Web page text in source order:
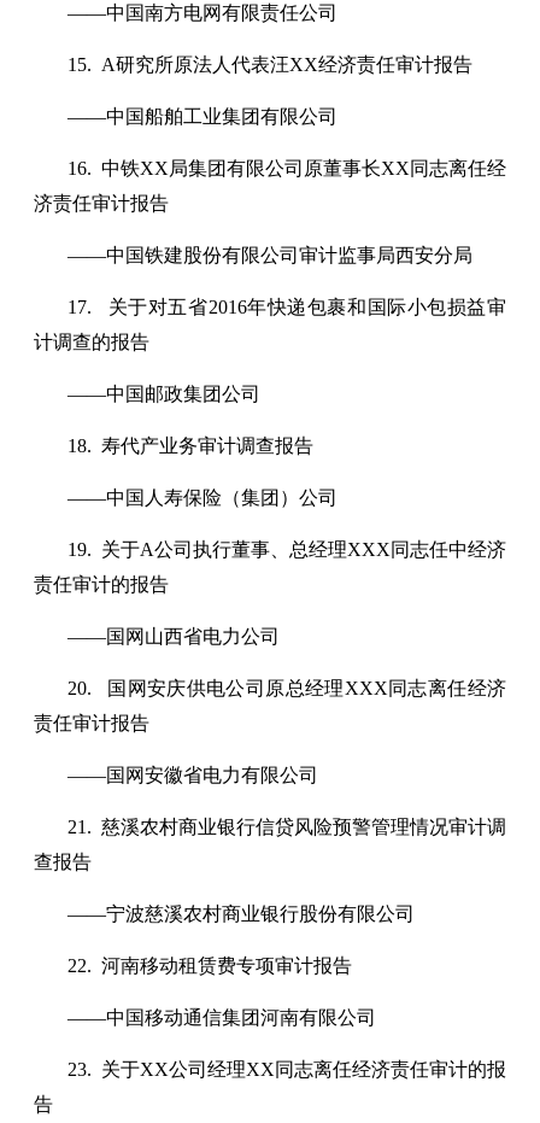
——中国南方电网有限责任公司
15. A研究所原法人代表汪XX经济责任审计报告
——中国船舶工业集团有限公司
16. 中铁XX局集团有限公司原董事长XX同志离任经
济责任审计报告
——中国铁建股份有限公司审计监事局西安分局
17. 关于对五省2016年快递包裹和国际小包损益审
计调查的报告
——中国邮政集团公司
18. 寿代产业务审计调查报告
——中国人寿保险（集团）公司
19. 关于A公司执行董事、总经理XXX同志任中经济
责任审计的报告
——国网山西省电力公司
20. 国网安庆供电公司原总经理XXX同志离任经济
责任审计报告
——国网安徽省电力有限公司
21. 慈溪农村商业银行信贷风险预警管理情况审计调
查报告
——宁波慈溪农村商业银行股份有限公司
22. 河南移动租赁费专项审计报告
——中国移动通信集团河南有限公司
23. 关于XX公司经理XX同志离任经济责任审计的报
告